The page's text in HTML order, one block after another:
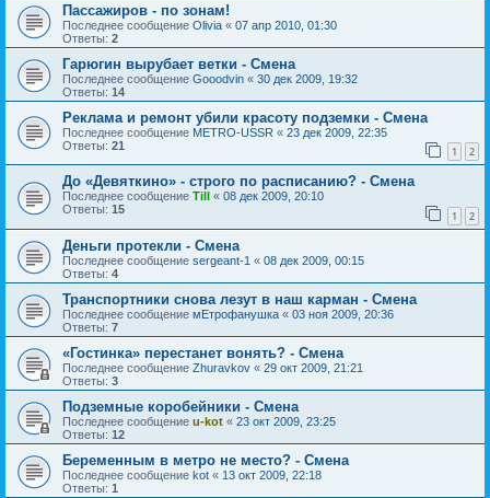
Пассажиров - по зонам!
Последнее сообщение Olivia « 07 апр 2010, 01:30
Ответы: 2
Гарюгин вырубает ветки - Смена
Последнее сообщение Gooodvin « 30 дек 2009, 19:32
Ответы: 14
Реклама и ремонт убили красоту подземки - Смена
Последнее сообщение METRO-USSR « 23 дек 2009, 22:35
Ответы: 21 1 2
До «Девяткино» - строго по расписанию? - Смена
Последнее сообщение Till « 08 дек 2009, 20:10
Ответы: 15 1 2
Деньги протекли - Смена
Последнее сообщение sergeant-1 « 08 дек 2009, 00:15
Ответы: 4
Транспортники снова лезут в наш карман - Смена
Последнее сообщение мЕтрофанушка « 03 ноя 2009, 20:36
Ответы: 7
«Гостинка» перестанет вонять? - Смена
Последнее сообщение Zhuravkov « 29 окт 2009, 21:21
Ответы: 3
Подземные коробейники - Смена
Последнее сообщение u-kot « 23 окт 2009, 23:25
Ответы: 12
Беременным в метро не место? - Смена
Последнее сообщение kot « 13 окт 2009, 22:18
Ответы: 1